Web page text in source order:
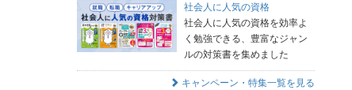
社会人に人気の資格
社会人に人気の資格を効率よ
く勉強できる、豊富なジャン
ルの対策書を集めました
キャンペーン・特集一覧を見る